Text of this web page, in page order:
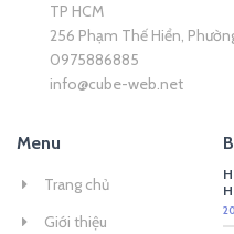
TP HCM
256 Phạm Thế Hiển,
0975886885
info@cube-web.net
Menu
Trang chủ
Giới thiệu